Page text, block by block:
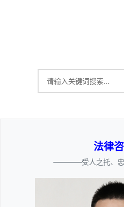
法律
————受人之托、